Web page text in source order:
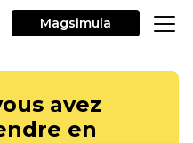
Magsimula
avez
en